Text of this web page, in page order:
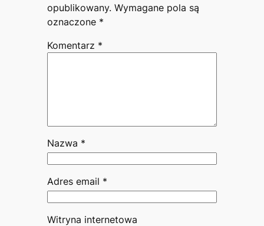
opublikowany. Wymagane pola są
oznaczone *
Komentarz *
Nazwa *
Adres email *
Witryna internetowa